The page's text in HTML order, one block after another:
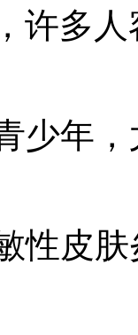
许多
少年
性皮